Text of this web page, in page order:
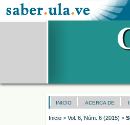
INICIO ACERCA DE
Inicio > Vol. 6, Núm. 6 (2015) >